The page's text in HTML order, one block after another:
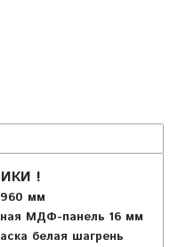
!
мм
МДФ-панель 16 мм
белая шагрень